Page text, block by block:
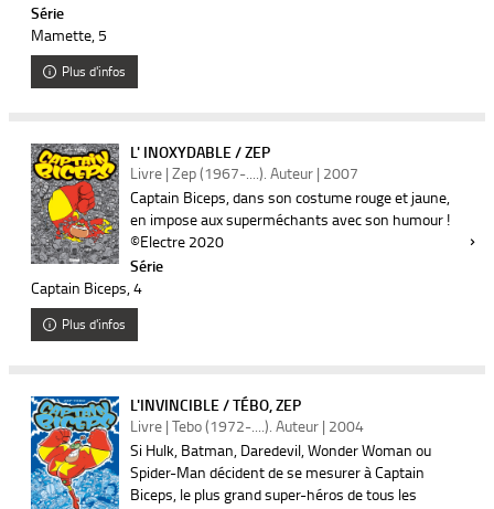
Série
Mamette, 5
Plus d'infos
L' INOXYDABLE / ZEP
Livre | Zep (1967-....). Auteur | 2007
Captain Biceps, dans son costume rouge et jaune,
en impose aux superméchants avec son humour !
©Electre 2020
Série
Captain Biceps, 4
Plus d'infos
L'INVINCIBLE / TÉBO, ZEP
Livre | Tebo (1972-....). Auteur | 2004
Si Hulk, Batman, Daredevil, Wonder Woman ou
Spider-Man décident de se mesurer à Captain
Biceps, le plus grand super-héros de tous les